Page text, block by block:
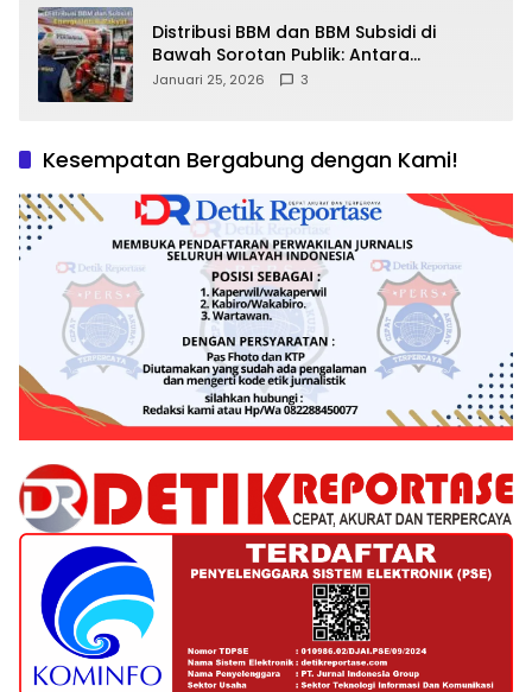
Distribusi BBM dan BBM Subsidi di
Bawah Sorotan Publik: Antara
Kepentingan Negara, Hak Konsumen,
Januari 25, 2026 3
Kesempatan Bergabung dengan Kami!